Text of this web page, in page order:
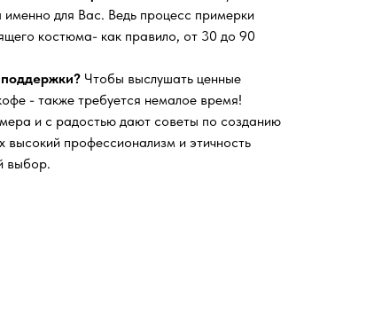
для Вас. Ведь процесс примерки
костюма- как правило, от 30 до 90
Чтобы выслушать ценные
- также требуется немалое время!
и с радостью дают советы по созданию
профессионализм и этичность
выбор.